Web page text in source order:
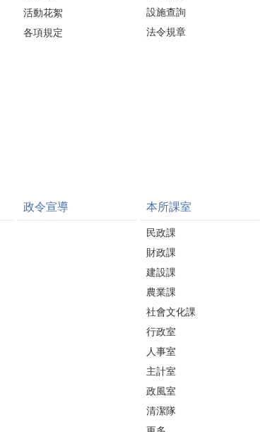
活動花絮
各項規定
設施查詢
法令規章
政令宣導 本所課室
民政課
財政課
建設課
農業課
社會文化課
行政室
人事室
主計室
政風室
清潔隊